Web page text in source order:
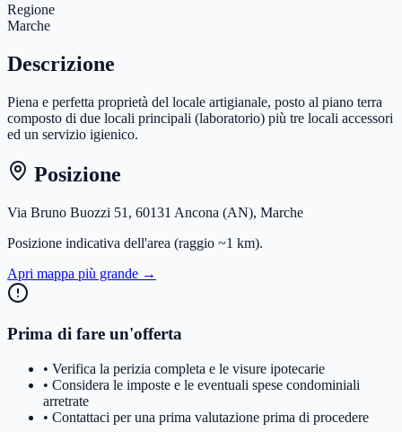
Regione
Marche
Descrizione
Piena e perfetta proprietà del locale artigianale, posto al piano terra
composto di due locali principali (laboratorio) più tre locali accessori
ed un servizio igienico.
Posizione
Via Bruno Buozzi 51, 60131 Ancona (AN), Marche
Posizione indicativa dell'area (raggio ~1 km).
Apri mappa più grande →
Prima di fare un'offerta
• Verifica la perizia completa e le visure ipotecarie
• Considera le imposte e le eventuali spese condominiali
arretrate
• Contattaci per una prima valutazione prima di procedere